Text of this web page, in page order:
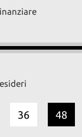
36 48